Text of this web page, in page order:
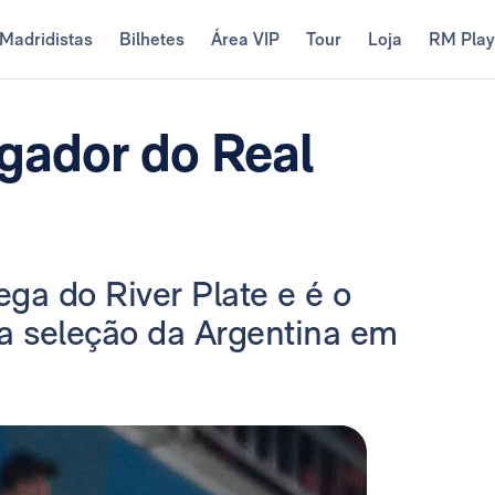
Madridistas Bilhetes Área VIP Tour Loja RM Play
do Real
do River Plate e é o
seleção da Argentina em